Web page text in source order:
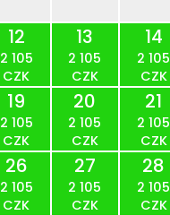
12
2 105
CZK
13
2 105
CZK
14
2 105
CZK
19
2 105
CZK
20
2 105
CZK
21
2 105
CZK
26
2 105
CZK
27
2 105
CZK
28
2 105
CZK